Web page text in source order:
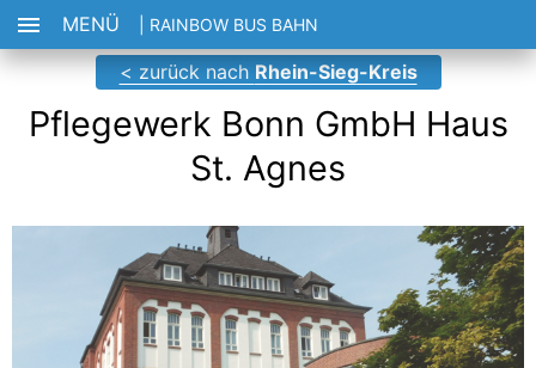
MENÜ | RAINBOW BUS BAHN
< zurück nach Rhein-Sieg-Kreis
Pflegewerk Bonn GmbH Haus
St. Agnes